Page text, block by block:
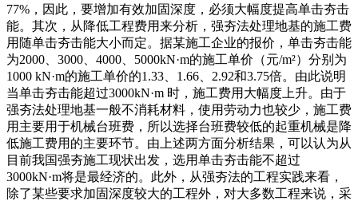
77%，因此，要增加有效加固深度，必须大幅度提高单击夯击
能。其次，从降低工程费用来分析，强夯法处理地基的施工费
用随单击夯击能大小而定。据某施工企业的报价，单击夯击能
为2000、3000、4000、5000kN·m的施工单价（元/m²）分别为
1000 kN·m的施工单价的1.33、1.66、2.92和3.75倍。由此说明
当单击夯击能超过3000kN·m 时，施工费用大幅度上升。由于
强夯法处理地基一般不消耗材料，使用劳动力也较少，施工费
用主要用于机械台班费，所以选择台班费较低的起重机械是降
低施工费用的主要环节。由上述两方面分析结果，可以认为从
目前我国强夯施工现状出发，选用单击夯击能不超过
3000kN·m将是最经济的。此外，从强夯法的工程实践来看，
除了某些要求加固深度较大的工程外，对大多数工程来说，采